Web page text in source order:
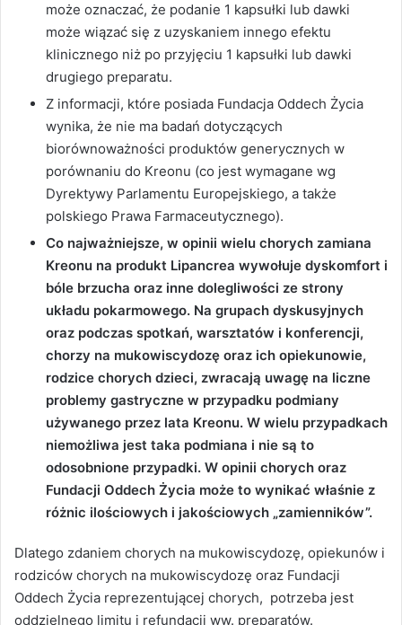
może oznaczać, że podanie 1 kapsułki lub dawki
może wiązać się z uzyskaniem innego efektu
klinicznego niż po przyjęciu 1 kapsułki lub dawki
drugiego preparatu.
Z informacji, które posiada Fundacja Oddech Życia
wynika, że nie ma badań dotyczących
biorównoważności produktów generycznych w
porównaniu do Kreonu (co jest wymagane wg
Dyrektywy Parlamentu Europejskiego, a także
polskiego Prawa Farmaceutycznego).
Co najważniejsze, w opinii wielu chorych zamiana
Kreonu na produkt Lipancrea wywołuje dyskomfort i
bóle brzucha oraz inne dolegliwości ze strony
układu pokarmowego. Na grupach dyskusyjnych
oraz podczas spotkań, warsztatów i konferencji,
chorzy na mukowiscydozę oraz ich opiekunowie,
rodzice chorych dzieci, zwracają uwagę na liczne
problemy gastryczne w przypadku podmiany
używanego przez lata Kreonu. W wielu przypadkach
niemożliwa jest taka podmiana i nie są to
odosobnione przypadki. W opinii chorych oraz
Fundacji Oddech Życia może to wynikać właśnie z
różnic ilościowych i jakościowych „zamienników”.
Dlatego zdaniem chorych na mukowiscydozę, opiekunów i
rodziców chorych na mukowiscydozę oraz Fundacji
Oddech Życia reprezentującej chorych, potrzeba jest
oddzielnego limitu i refundacji ww. preparatów.